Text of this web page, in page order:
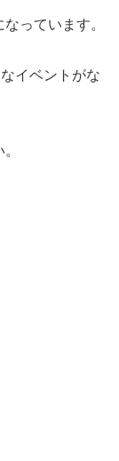
っています。
イベントがな